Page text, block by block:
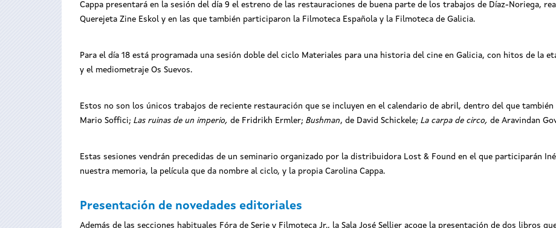
Cappa presentará en la sesión del día 9 el estreno de las restauraciones de buena parte de los trabajos de Díaz-Noriega,
Querejeta Zine Eskol y en las que también participaron la Filmoteca Española y la Filmoteca de Galicia.
Para el día 18 está programada una sesión doble del ciclo Materiales para una historia del cine en Galicia, con hitos de la
y el mediometraje Os Suevos.
Estos no son los únicos trabajos de reciente restauración que se incluyen en el calendario de abril, dentro del que también
Mario Soffici; Las ruinas de un imperio, de Fridrikh Ermler; Bushman, de David Schickele; La carpa de circo, de Aravindan
Estas sesiones vendrán precedidas de un seminario organizado por la distribuidora Lost & Found en el que participarán
nuestra memoria, la película que da nombre al ciclo, y la propia Carolina Cappa.
Presentación de novedades editoriales
Además de las secciones habituales Fóra de Serie y Filmoteca Jr., la Sala José Sellier acoge la presentación de dos libros